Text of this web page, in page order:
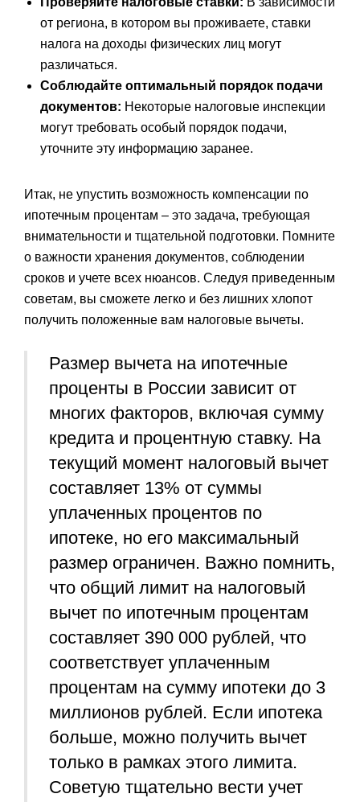
от региона, в котором вы проживаете, ставки
налога на доходы физических лиц могут
различаться.
Соблюдайте оптимальный порядок подачи
документов: Некоторые налоговые инспекции
могут требовать особый порядок подачи,
уточните эту информацию заранее.
Итак, не упустить возможность компенсации по
ипотечным процентам – это задача, требующая
внимательности и тщательной подготовки. Помните
о важности хранения документов, соблюдении
сроков и учете всех нюансов. Следуя приведенным
советам, вы сможете легко и без лишних хлопот
получить положенные вам налоговые вычеты.
Размер вычета на ипотечные
проценты в России зависит от
многих факторов, включая сумму
кредита и процентную ставку. На
текущий момент налоговый вычет
составляет 13% от суммы
уплаченных процентов по
ипотеке, но его максимальный
размер ограничен. Важно помнить,
что общий лимит на налоговый
вычет по ипотечным процентам
составляет 390 000 рублей, что
соответствует уплаченным
процентам на сумму ипотеки до 3
миллионов рублей. Если ипотека
больше, можно получить вычет
только в рамках этого лимита.
Советую тщательно вести учет